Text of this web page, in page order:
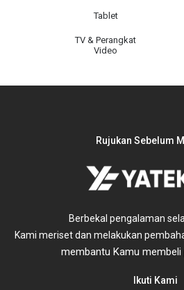
Tablet
TV & Perangkat
Video
Rujukan Sebelum
Berbekal pengalaman
Kami meriset dan melakukan
membantu Kamu membeli
Ikuti Kami